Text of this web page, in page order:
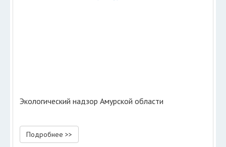
Экологический надзор Амурской области
Подробнее >>